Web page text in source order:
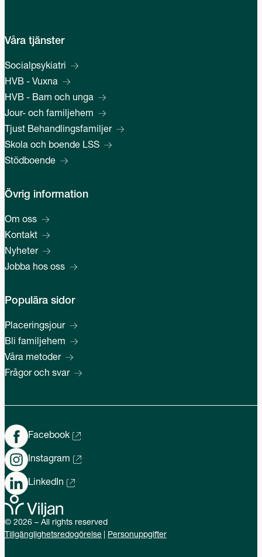
Våra tjänster
Socialpsykiatri
HVB - Vuxna
HVB - Barn och unga
Jour- och familjehem
Tjust Behandlingsfamiljer
Skola och boende LSS
Stödboende
Övrig information
Om oss
Kontakt
Nyheter
Jobba hos oss
Populära sidor
Placeringsjour
Bli familjehem
Våra metoder
Frågor och svar
Facebook
Instagram
LinkedIn
© 2026 – All rights reserved
Tillgänglighetsredogörelse
Personuppgifter